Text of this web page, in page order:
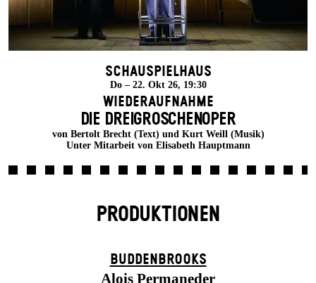
Schauspielhaus
Do – 22. Okt 26, 19:30
Wiederaufnahme
DIE DREI­GROSCHEN­OPER
von Bertolt Brecht (Text) und Kurt Weill (Musik)
Unter Mitarbeit von Elisabeth Hauptmann
PRODUKTIONEN
BUDDENBROOKS
Alois Permaneder